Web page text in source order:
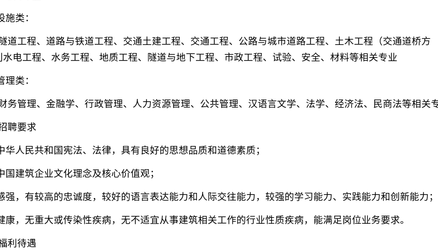
施类：
道工程、道路与铁道工程、交通土建工程、交通工程、公路与城市道路工程、土木工程（交通道桥方
水电工程、水务工程、地质工程、隧道与地下工程、市政工程、试验、安全、材料等相关专业
理类：
务管理、金融学、行政管理、人力资源管理、公共管理、汉语言文学、法学、经济法、民商法等相关
聘要求
华人民共和国宪法、法律，具有良好的思想品质和道德素质；
国建筑企业文化理念及核心价值观；
强，有较高的忠诚度，较好的语言表达能力和人际交往能力，较强的学习能力、实践能力和创新能力；
康，无重大或传染性疾病，无不适宜从事建筑相关工作的行业性质疾病，能满足岗位业务要求。
利待遇